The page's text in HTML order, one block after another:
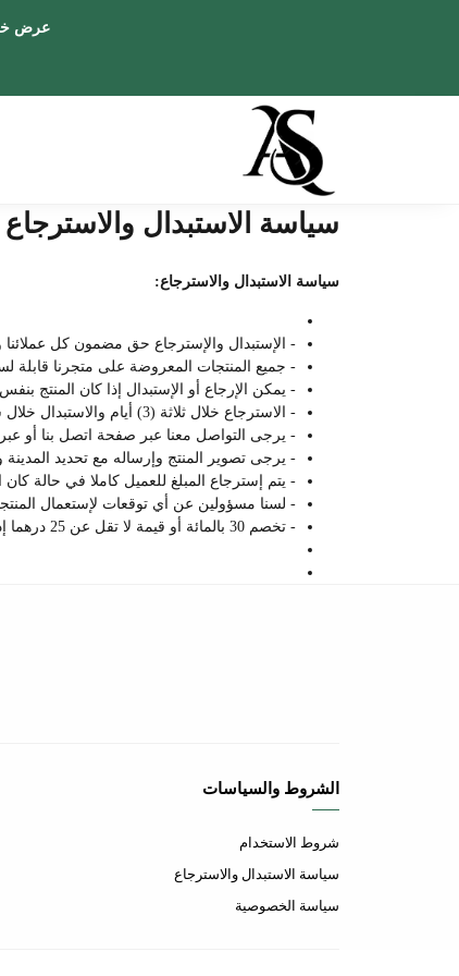
عرض
سياسة الاستبدال والاسترجاع
سياسة الاستبدال والاسترجاع:
- الإستبدال والإسترجاع حق مضمون كل
- جميع المنتجات المعروضة على متجرنا قابلة
- يمكن الإرجاع أو الإستبدال إذا كان المنتج
- الاسترجاع خلال ثلاثة (3) أيام والاستبدال خلال سبعة (7) أيام من تاريخ الشراء.
- يرجى التواصل معنا عبر صفحة اتصل بنا أو عبر
- يرجى تصوير المنتج وإرساله مع تحديد
- يتم إسترجاع المبلغ للعميل كاملا في حالة
- لسنا مسؤولين عن أي توقعات لإستعمال
- تخصم 30 بالمائة أو قيمة لا تقل عن 25 درهما إذا كان العميل لا يريد المنتج وليس به عيب ولا أي مشكل يذكر.
الشروط والسياسات
شروط الاستخدام
سياسة الاستبدال والاسترجاع
سياسة الخصوصية